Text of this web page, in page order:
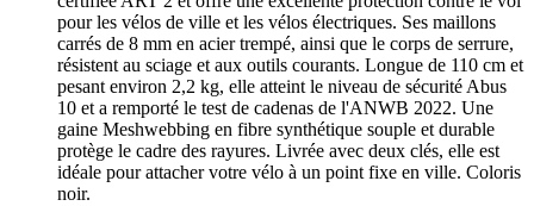
pour les vélos de ville et les vélos électriques. Ses maillons
carrés de 8 mm en acier trempé, ainsi que le corps de serrure,
résistent au sciage et aux outils courants. Longue de 110 cm et
pesant environ 2,2 kg, elle atteint le niveau de sécurité Abus
10 et a remporté le test de cadenas de l'ANWB 2022. Une
gaine Meshwebbing en fibre synthétique souple et durable
protège le cadre des rayures. Livrée avec deux clés, elle est
idéale pour attacher votre vélo à un point fixe en ville. Coloris
noir.